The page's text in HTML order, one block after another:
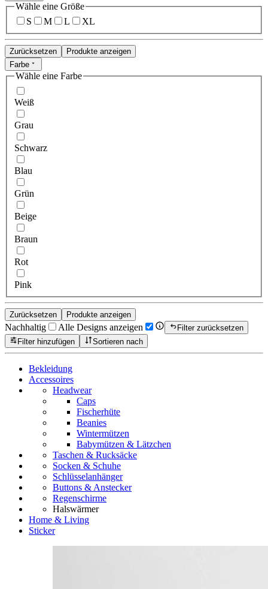
Wähle eine Größe
S
M L XL
Zurücksetzen
Produkte anzeigen
Farbe
Wähle eine Farbe
Weiß
Grau
Schwarz
Blau
Grün
Beige
Braun
Rot
Pink
Zurücksetzen Produkte anzeigen
Nachhaltig Alle Designs anzeigen
Filter zurücksetzen
Filter hinzufügen
Sortieren nach
Bekleidung
Accessoires
Headwear
Caps
Fischerhüte
Beanies
Wintermützen
Babymützen & Lätzchen
Taschen & Rucksäcke
Socken & Schuhe
Schlüsselanhänger
Buttons & Anstecker
Regenschirme
Halswärmer
Home & Living
Sticker